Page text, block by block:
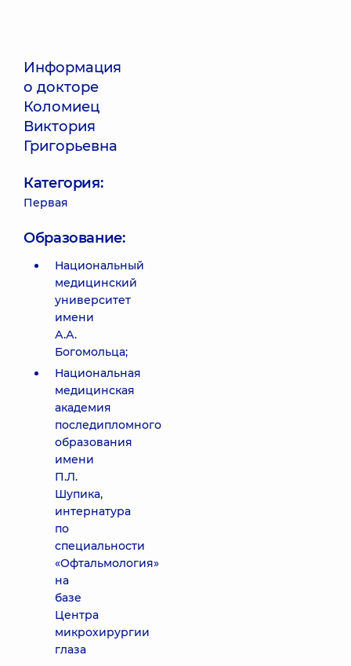
Информация
о докторе
Коломиец
Виктория
Григорьевна
Категория:
Первая
Образование:
Национальный
медицинский
университет
имени
А.А.
Богомольца;
Национальная
медицинская
академия
последипломного
образования
имени
П.Л.
Шупика,
интернатура
по
специальности
«Офтальмология»
на
базе
Центра
микрохирургии
глаза